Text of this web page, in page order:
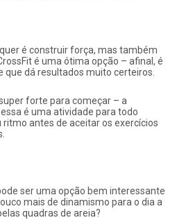
é construir força, mas também
é uma ótima opção – afinal, é
que dá resultados muito certeiros.
forte para começar – a
é uma atividade para todo
ritmo antes de aceitar os exercícios
ser uma opção bem interessante
mais de dinamismo para o dia a
quadras de areia?